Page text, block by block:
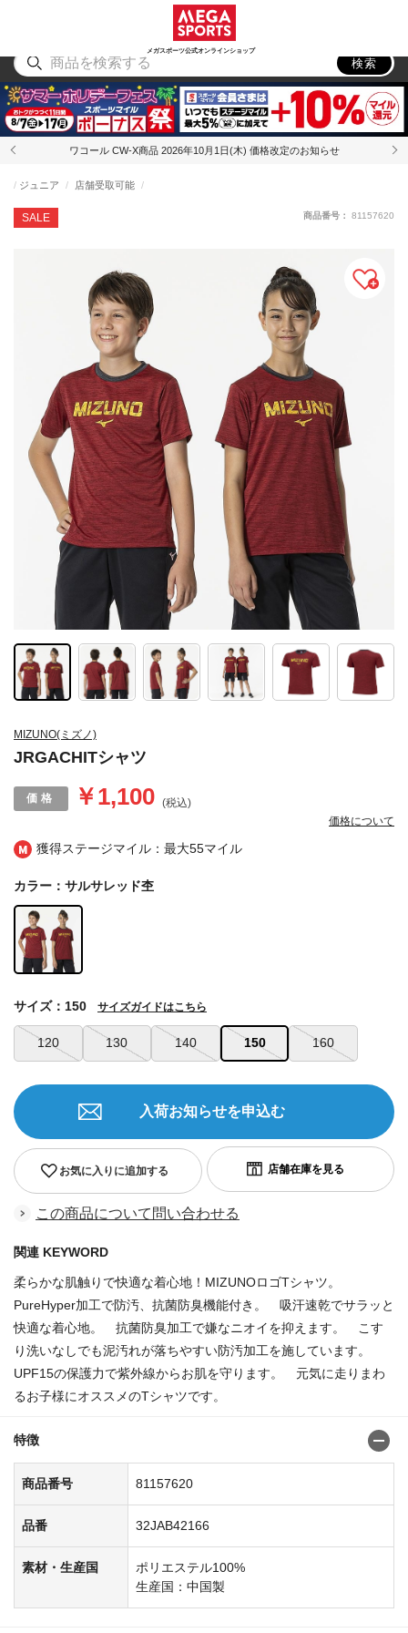
メガスポーツ公式オンラインショップ
アウトドア
検索
ワコール CW-X商品 2026年10月1日(木) 価格改定のお知らせ
獲得ステージマイル：最大55マイル
MIZUNO(ミズノ)
JRGACHITシャツ
SALE
ジュニア 店舗受取可能
￥1,100 (税込)
価格について
商品番号： 81157620
カラー：サルサレッド杢
120 130 140 150 160
サイズ：150 サイズガイドはこちら
お気に入りに追加する
入荷お知らせを申込む
この商品について問い合わせる
関連 KEYWORD
柔らかな肌触りで快適な着心地！MIZUNOロゴTシャツ。
PureHyper加工で防汚、抗菌防臭機能付き。 吸汗速乾でサラッと
快適な着心地。 抗菌防臭加工で嫌なニオイを抑えます。 こす
り洗いなしでも泥汚れが落ちやすい防汚加工を施しています。
UPF15の保護力で紫外線からお肌を守ります。 元気に走りまわ
るお子様にオススメのTシャツです。
特徴
商品番号 81157620
品番 32JAB42166
素材・生産国
ポリエステル100%
生産国：中国製